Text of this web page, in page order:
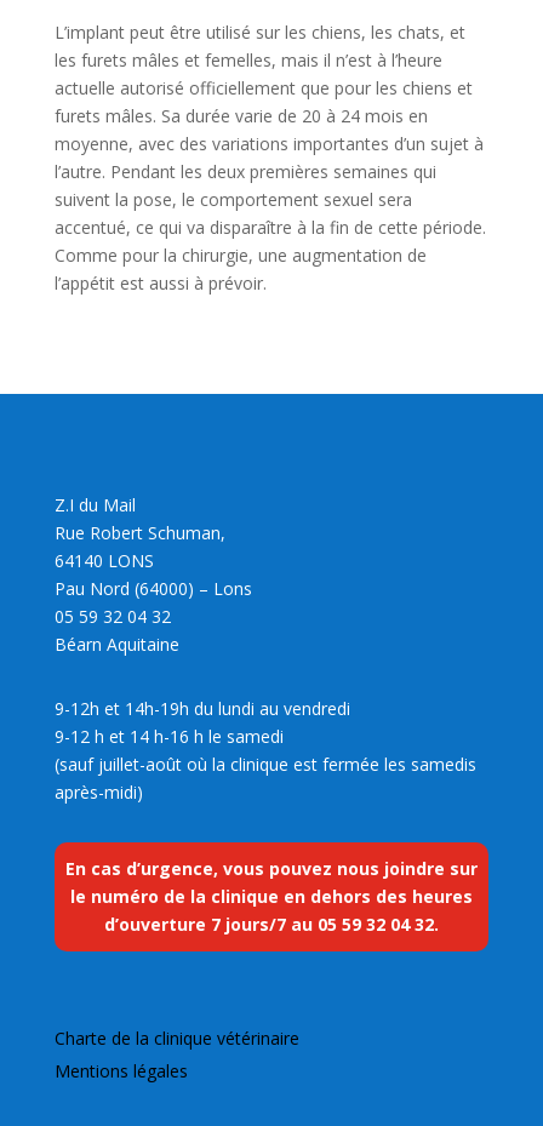
L’implant peut être utilisé sur les chiens, les chats, et
les furets mâles et femelles, mais il n’est à l’heure
actuelle autorisé officiellement que pour les chiens et
furets mâles. Sa durée varie de 20 à 24 mois en
moyenne, avec des variations importantes d’un sujet à
l’autre. Pendant les deux premières semaines qui
suivent la pose, le comportement sexuel sera
accentué, ce qui va disparaître à la fin de cette période.
Comme pour la chirurgie, une augmentation de
l’appétit est aussi à prévoir.
Z.I du Mail
Rue Robert Schuman,
64140 LONS
Pau Nord (64000) – Lons
05 59 32 04 32
Béarn Aquitaine
9-12h et 14h-19h du lundi au vendredi
9-12 h et 14 h-16 h le samedi
(sauf juillet-août où la clinique est fermée les samedis
après-midi)
En cas d’urgence, vous pouvez nous joindre sur
le numéro de la clinique en dehors des heures
d’ouverture 7 jours/7 au 05 59 32 04 32.
Charte de la clinique vétérinaire
Mentions légales